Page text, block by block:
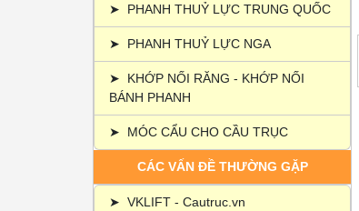
➤ PHANH THUỶ LỰC TRUNG QUỐC
➤ PHANH THUỶ LỰC NGA
➤
KHỚP NỐI RĂNG - KHỚP NỐI
BÁNH PHANH
➤ MÓC CẨU CHO CẦU TRỤC
CÁC VẤN ĐỀ THƯỜNG GẶP
➤ VKLIFT - Cautruc.vn